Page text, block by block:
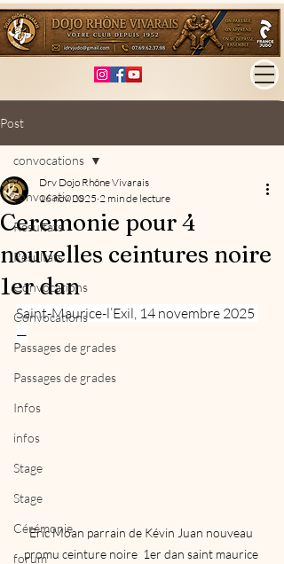
Post
convocations
Résultats
Résultats
Convocations
Convocations
Passages de grades
Passages de grades
Infos
infos
Stage
Stage
Cérémonie
forum
convocations
Ceremonie pour 4
nouvelles ceintures noire
1er dan
Drv Dojo Rhône Vivarais
16 nov. 2025 2 min de lecture
Saint-Maurice-l’Exil, 14 novembre 2025
—
Eric Moan parrain de Kévin Juan nouveau
promu ceinture noire  1er dan saint maurice